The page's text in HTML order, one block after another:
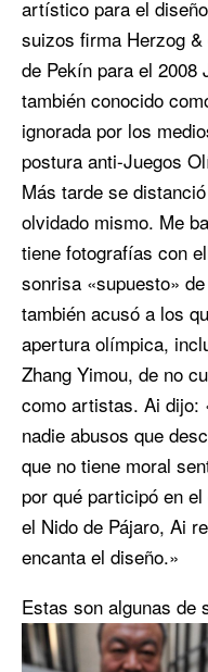
artístico para el
suizos firma Herzog
de Pekín para el 2008
también conocido
ignorada por los
postura anti-Juegos
Más tarde se
olvidado mismo. Me
tiene fotografías con
sonrisa «supuesto»
también acusó a los
apertura olímpica,
Zhang Yimou, de no
como artistas. Ai dijo:
nadie abusos que
que no tiene moral
por qué participó en
el Nido de Pájaro, Ai
encanta el diseño.»
Estas son algunas de